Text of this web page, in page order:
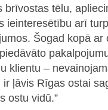
tēlu,
ieinteresētību arī
Šogad kopā ar
klientu –
ļāvis Rīgas ostai
ostu vidū.”